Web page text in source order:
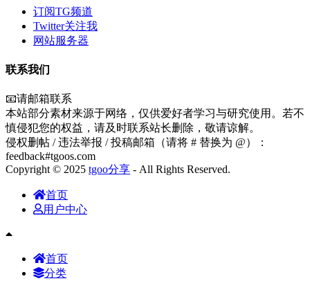
订阅TG频道
Twitter关注我
网站服务器
联系我们
📧请邮箱联系
本站部分素材来源于网络，仅供爱好者学习与研究使用。若不
慎侵犯您的权益，请及时联系站长删除，敬请谅解。
侵权删帖 / 违法举报 / 投稿邮箱（请将 # 替换为 @）：
feedback#tgoos.com
Copyright © 2025 tgoo分享 - All Rights Reserved.
首页
用户中心
首页
分类